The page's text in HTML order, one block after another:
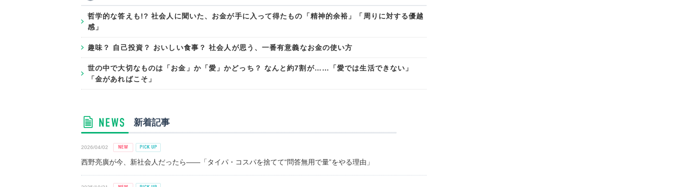
哲学的な答えも!? 社会人に聞いた、お金が手に入って得たもの「精神的余裕」「周りに対する優越
感」
趣味？ 自己投資？ おいしい食事？ 社会人が思う、一番有意義なお金の使い方
世の中で大切なものは「お金」か「愛」かどっち？ なんと約7割が……「愛では生活できない」
「金があればこそ」
新着記事
2026/04/02
西野亮廣が今、新社会人だったら――「タイパ・コスパを捨てて“問答無用で量”をやる理由」